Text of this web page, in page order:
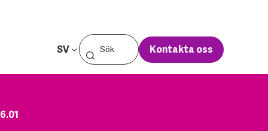
SV Kontakta oss